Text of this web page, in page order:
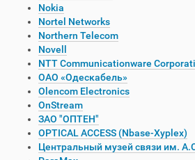
Nokia
Nortel Networks
Northern Telecom
Novell
NTT Communicationware
ОАО «Одескабель»
Olencom Electronics
OnStream
ЗАО "ОПТЕН"
OPTICAL ACCESS (Nbase-Xyplex)
Центральный музей связи им.